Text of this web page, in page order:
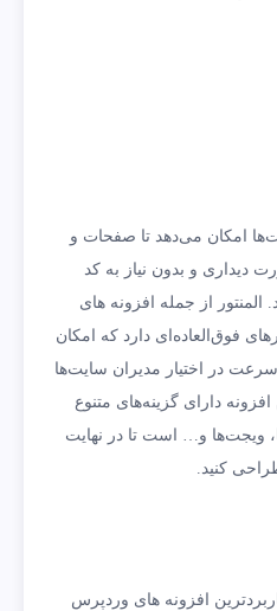
امکان می‌دهد تا صفحات و
دیداری و بدون نیاز به کد
از جمله افزونه های
فوق‌العاده‌ای دارد که امکان
در اختیار مدیران سایت‌ها
دارای گزینه‌های متنوع
و… است تا در نهایت
کنید.
افزونه های وردپرس